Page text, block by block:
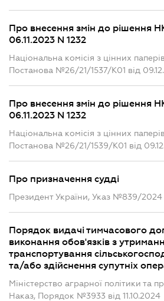
Про внесення змін до рішення
06.11.2023 N 1232
Національна комісія з цінних
Постанова №26/21/1537/К01 від
Про внесення змін до рішення
06.11.2023 N 1232
Національна комісія з цінних
Постанова №26/21/1539/К01 від
Про призначення судді
Президент України, Указ №839/2024
Порядок видачі тимчасового
виконання обов'язків з
транспортування
та/або здійснення супутніх
Міністерство аграрної політики та
Наказ, Порядок №3933 від 11.10.2024